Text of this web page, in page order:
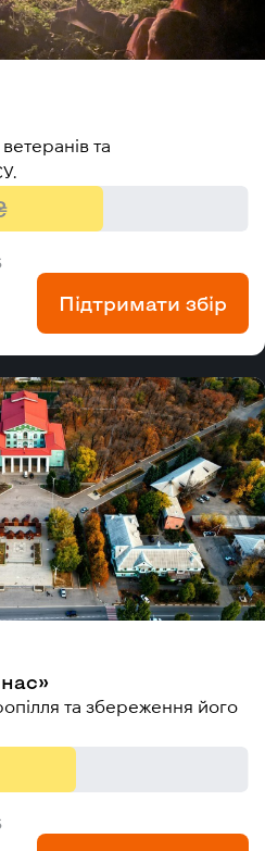
та
Підтримати збір
та збереження його